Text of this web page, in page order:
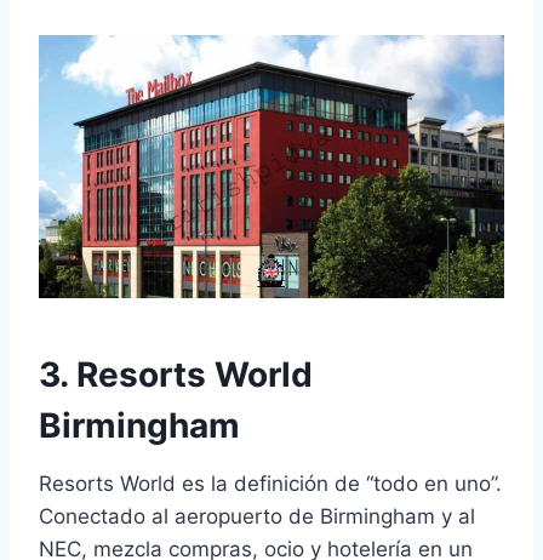
3. Resorts World
Birmingham
Resorts World es la definición de “todo en uno”.
Conectado al aeropuerto de Birmingham y al
NEC, mezcla compras, ocio y hotelería en un